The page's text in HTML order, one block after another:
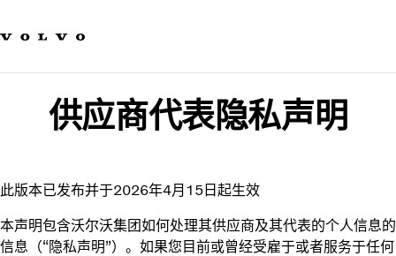
可持续发展
工作机会
新闻与媒体
供应商代表隐私声明
此版本已发布并于2026年4月15日起生效
本声明包含沃尔沃集团如何处理其供应商及其代表的个人信息的
信息（“隐私声明”）。如果您目前或曾经受雇于或者服务于任何